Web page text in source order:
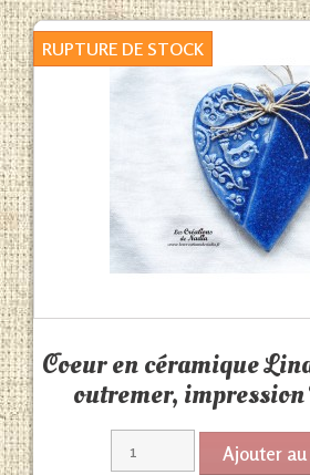
Coeur en céramique
outremer,
Ajouter
RUPTURE DE STOCK